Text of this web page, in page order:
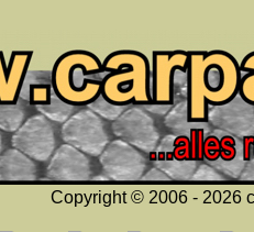
Copyright © 2006 - 2026